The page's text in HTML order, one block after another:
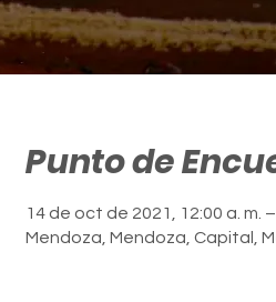
Punto de
14 de oct de 2021, 12:00 a. m.
Mendoza, Mendoza, Capital,